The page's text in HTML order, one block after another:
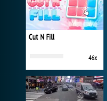
Cut N Fill
46x